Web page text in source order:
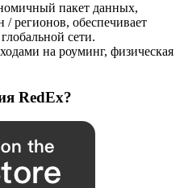
пакет данных,
регионов, обеспечивает
сети.
на роуминг, физическая
RedEx?